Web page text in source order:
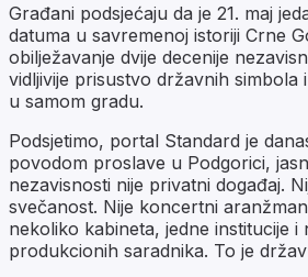
Građani podsjećaju da je 21. maj
datuma u savremenoj istoriji Crne
obilježavanje dvije decenije
vidljivije prisustvo državnih simbola
u samom gradu.
Podsjetimo, portal Standard je
povodom proslave u Podgorici,
nezavisnosti nije privatni događaj.
svečanost. Nije koncertni
nekoliko kabineta, jedne institucije
produkcionih saradnika. To je